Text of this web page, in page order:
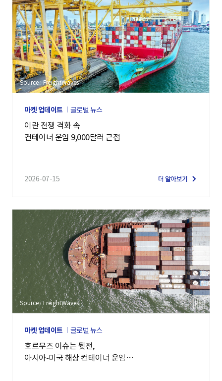
Source : FreightWaves
마켓 업데이트 글로벌 뉴스
이란 전쟁 격화 속
컨테이너 운임 9,000달러 근접
2026-07-15 더 알아보기
Source : FreightWaves
마켓 업데이트 글로벌 뉴스
호르무즈 이슈는 뒷전,
아시아-미국 해상 컨테이너 운임